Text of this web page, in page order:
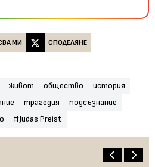
МИ СПОДЕЛЯНЕ
живот общество
история
трагедия
подсъзнание
#Judas Preist